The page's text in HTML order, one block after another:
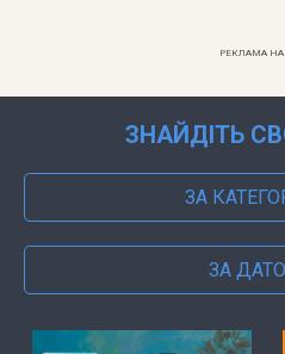
РЕКЛАМА НА
ЗНАЙДІТЬ
ЗА
ЗА